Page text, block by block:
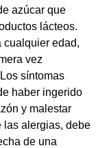
azúcar que
lácteos.
cualquier edad,
vez
síntomas
haber ingerido
y malestar
las alergias, debe
de una